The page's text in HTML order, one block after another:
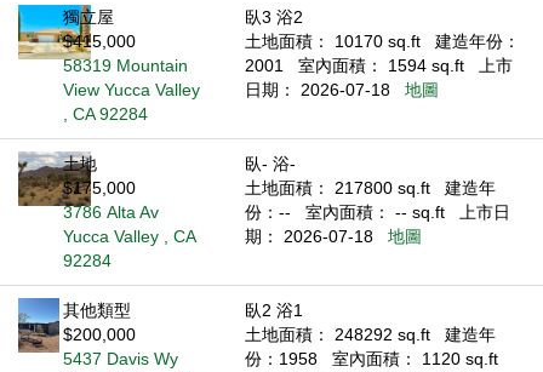
獨立屋
$415,000
58319 Mountain
View Yucca Valley
, CA 92284
臥3 浴2
土地面積： 10170 sq.ft
建造年份：
2001
室內面積： 1594 sq.ft
上市
日期： 2026-07-18
地圖
土地
$175,000
3786 Alta Av
Yucca Valley , CA
92284
臥- 浴-
土地面積： 217800 sq.ft
建造年
份：--
室內面積： -- sq.ft
上市日
期： 2026-07-18
地圖
其他類型
$200,000
5437 Davis Wy
臥2 浴1
土地面積： 248292 sq.ft
建造年
份：1958
室內面積： 1120 sq.ft